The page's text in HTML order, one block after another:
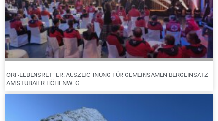
ORF-LEBENSRETTER: AUSZEICHNUNG FÜR GEMEINSAMEN BERGEINSATZ
AM STUBAIER HÖHENWEG